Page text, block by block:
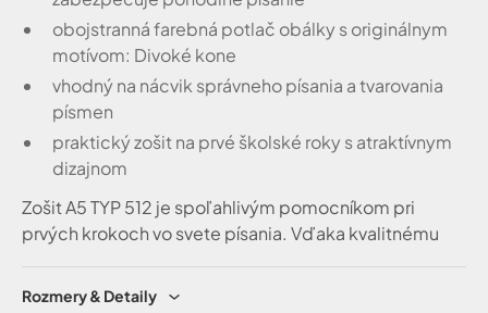
obojstranná farebná potlač obálky s originálnym
motívom: Divoké kone
vhodný na nácvik správneho písania a tvarovania
písmen
praktický zošit na prvé školské roky s atraktívnym
dizajnom
Zošit A5 TYP 512 je spoľahlivým pomocníkom pri
prvých krokoch vo svete písania. Vďaka kvalitnému
každodenné učenie a poteší každého malého
Rozmery & Detaily